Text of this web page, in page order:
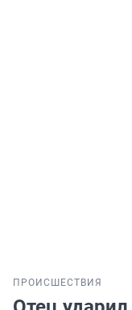
ПРОИСШЕСТВИЯ